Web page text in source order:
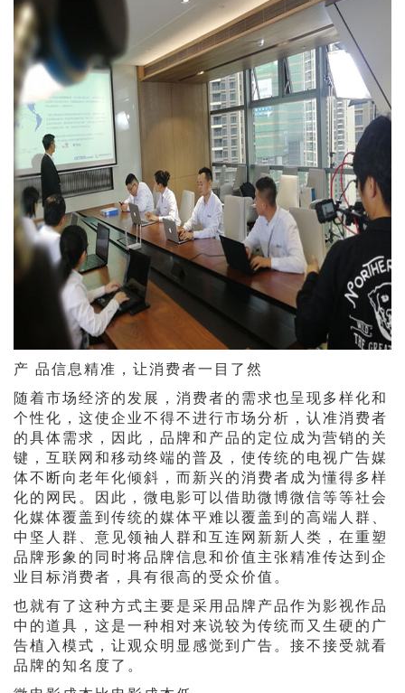
产 品信息精准，让消费者一目了然
随着市场经济的发展，消费者的需求也呈现多样化和
个性化，这使企业不得不进行市场分析，认准消费者
的具体需求，因此，品牌和产品的定位成为营销的关
键，互联网和移动终端的普及，使传统的电视广告媒
体不断向老年化倾斜，而新兴的消费者成为懂得多样
化的网民。因此，微电影可以借助微博微信等等社会
化媒体覆盖到传统的媒体平难以覆盖到的高端人群、
中坚人群、意见领袖人群和互连网新新人类，在重塑
品牌形象的同时将品牌信息和价值主张精准传达到企
业目标消费者，具有很高的受众价值。
也就有了这种方式主要是采用品牌产品作为影视作品
中的道具，这是一种相对来说较为传统而又生硬的广
告植入模式，让观众明显感觉到广告。接不接受就看
品牌的知名度了。